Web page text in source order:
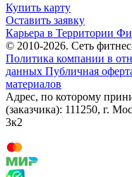
Купить карту
Оставить заявку
Карьера в Территории
© 2010-2026. Сеть
Политика компании в
данных Публичная
материалов
Адрес, по которому
(заказчика): 111250, г.
3к2